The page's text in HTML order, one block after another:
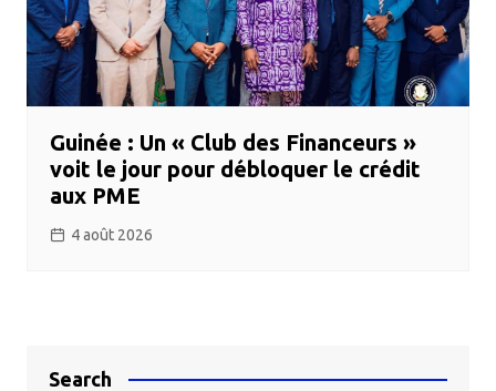
Guinée : Un « Club des Financeurs »
voit le jour pour débloquer le crédit
aux PME
4 août 2026
Search